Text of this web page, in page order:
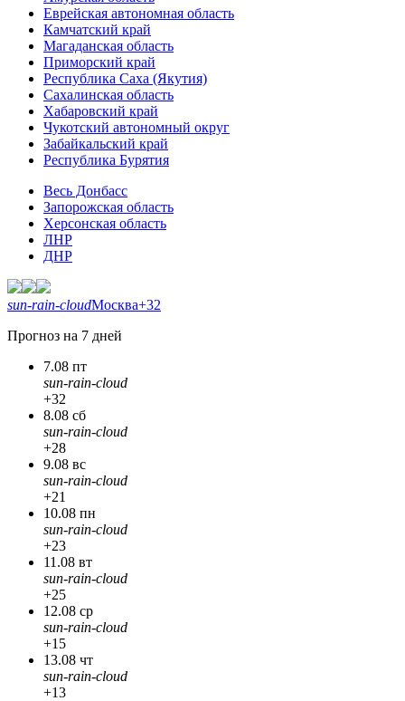
Еврейская автономная область
Камчатский край
Магаданская область
Приморский край
Республика Саха (Якутия)
Сахалинская область
Хабаровский край
Чукотский автономный округ
Забайкальский край
Республика Бурятия
Весь Донбасс
Запорожская область
Херсонская область
ЛНР
ДНР
sun-rain-cloudМосква+32
Прогноз на 7 дней
7.08 пт
sun-rain-cloud
+32
8.08 сб
sun-rain-cloud
+28
9.08 вс
sun-rain-cloud
+21
10.08 пн
sun-rain-cloud
+23
11.08 вт
sun-rain-cloud
+25
12.08 ср
sun-rain-cloud
+15
13.08 чт
sun-rain-cloud
+13